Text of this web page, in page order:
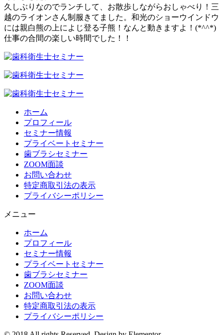
久しぶりなのでランチして、お散歩しながらおしゃべり！三
越のライオンさん制服きてました。和光のショーウインドウ
には親白熊の上によじ登る子熊！なんと動きますよ！(*^^*)
仕事の合間の楽しい時間でした！！
ホーム
プロフィール
セミナー情報
プライベートセミナー
歯ブラシセミナー
ZOOM面談
お問い合わせ
特定商取引法の表示
プライバシーポリシー
メニュー
ホーム
プロフィール
セミナー情報
プライベートセミナー
歯ブラシセミナー
ZOOM面談
お問い合わせ
特定商取引法の表示
プライバシーポリシー